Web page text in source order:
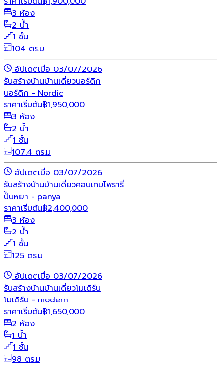
3 ห้อง
2 น้ำ
1 ชั้น
104 ตร.ม
อัปเดตเมื่อ 03/07/2026
รับสร้างบ้านบ้านเดี่ยวนอร์ดิก
นอร์ดิก - Nordic
ราคาเริ่มต้น฿1,950,000
3 ห้อง
2 น้ำ
1 ชั้น
107.4 ตร.ม
อัปเดตเมื่อ 03/07/2026
รับสร้างบ้านบ้านเดี่ยวคอนเทมโพรารี่
ปั้นหยา - panya
ราคาเริ่มต้น฿2,400,000
3 ห้อง
2 น้ำ
1 ชั้น
125 ตร.ม
อัปเดตเมื่อ 03/07/2026
รับสร้างบ้านบ้านเดี่ยวโมเดิร์น
โมเดิร์น - modern
ราคาเริ่มต้น฿1,650,000
2 ห้อง
1 น้ำ
1 ชั้น
98 ตร.ม